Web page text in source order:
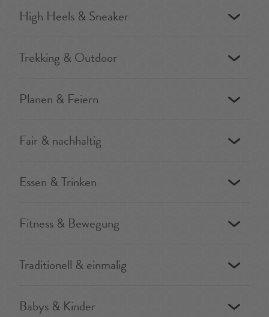
High Heels & Sneaker
Trekking & Outdoor
Planen & Feiern
Fair & nachhaltig
Essen & Trinken
Fitness & Bewegung
Traditionell & einmalig
Babys & Kinder